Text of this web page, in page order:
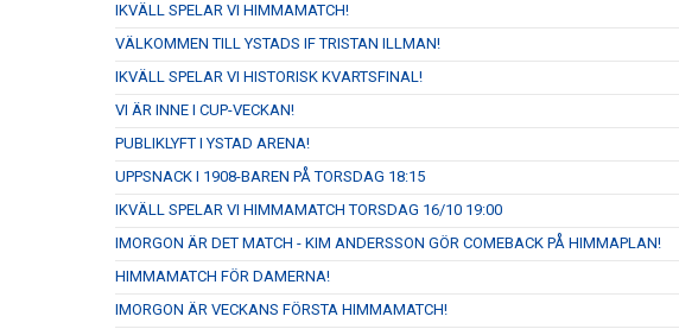
IKVÄLL SPELAR VI HIMMAMATCH!
VÄLKOMMEN TILL YSTADS IF TRISTAN ILLMAN!
IKVÄLL SPELAR VI HISTORISK KVARTSFINAL!
VI ÄR INNE I CUP-VECKAN!
PUBLIKLYFT I YSTAD ARENA!
UPPSNACK I 1908-BAREN PÅ TORSDAG 18:15
IKVÄLL SPELAR VI HIMMAMATCH TORSDAG 16/10 19:00
IMORGON ÄR DET MATCH - KIM ANDERSSON GÖR COMEBACK PÅ HIMMAPLAN!
HIMMAMATCH FÖR DAMERNA!
IMORGON ÄR VECKANS FÖRSTA HIMMAMATCH!